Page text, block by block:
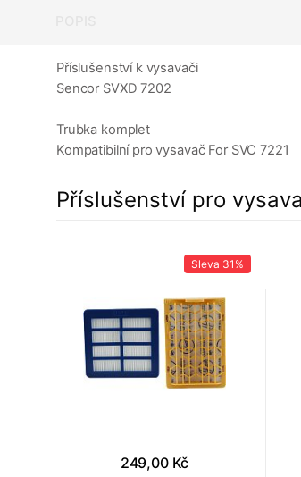
Příslušenství k vysavači
Sencor SVXD 7202
Trubka komplet
Kompatibilní pro vysavač For SVC 7221
Příslušenství pro
Sleva 31%
249,00 Kč